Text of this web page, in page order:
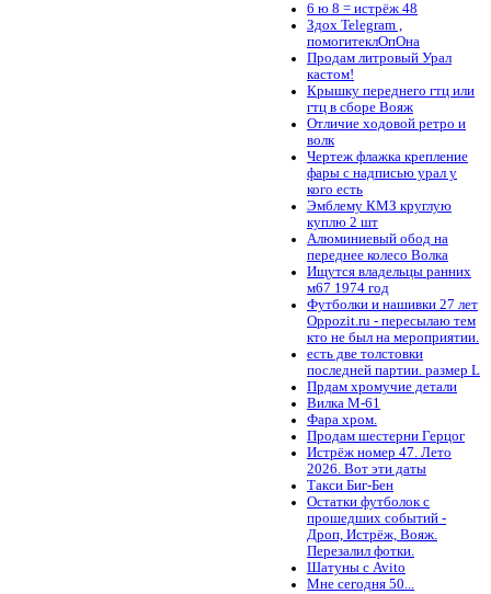
6 ю 8 = истрёж 48
Здох Telegram ,
помогитеклОпОна
Продам литровый Урал
кастом!
Крышку переднего гтц или
гтц в сборе Вояж
Отличие ходовой ретро и
волк
Чертеж флажка крепление
фары с надписью урал у
кого есть
Эмблему КМЗ круглую
куплю 2 шт
Алюминиевый обод на
переднее колесо Волка
Ищутся владельцы ранних
м67 1974 год
Футболки и нашивки 27 лет
Oppozit.ru - пересылаю тем
кто не был на мероприятии.
есть две толстовки
последней партии. размер L
Прдам хромучие детали
Вилка М-61
Фара хром.
Продам шестерни Герцог
Истрёж номер 47. Лето
2026. Вот эти даты
Такси Биг-Бен
Остатки футболок с
прошедших событий -
Дроп, Истрёж, Вояж.
Перезалил фотки.
Шатуны с Avito
Мне сегодня 50...